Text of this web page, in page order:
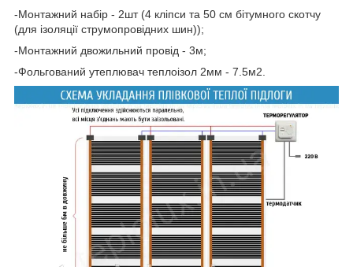
-Монтажний набір - 2шт (4 кліпси та 50 см бітумного скотчу
(для ізоляції струмопровідних шин));
-Монтажний двожильний провід - 3м;
-Фольгований утеплювач теплоізол 2мм - 7.5м2.